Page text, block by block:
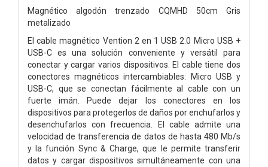
Magnético algodón trenzado CQMHD 50cm Gris
metalizado
El cable magnético Vention 2 en 1 USB 2.0 Micro USB +
USB-C es una solución conveniente y versátil para
conectar y cargar varios dispositivos. El cable tiene dos
conectores magnéticos intercambiables: Micro USB y
USB-C, que se conectan fácilmente al cable con un
fuerte imán. Puede dejar los conectores en los
dispositivos para protegerlos de daños por enchufarlos y
desenchufarlos con frecuencia. El cable admite una
velocidad de transferencia de datos de hasta 480 Mb/s
y la función Sync & Charge, que le permite transferir
datos y cargar dispositivos simultáneamente con una